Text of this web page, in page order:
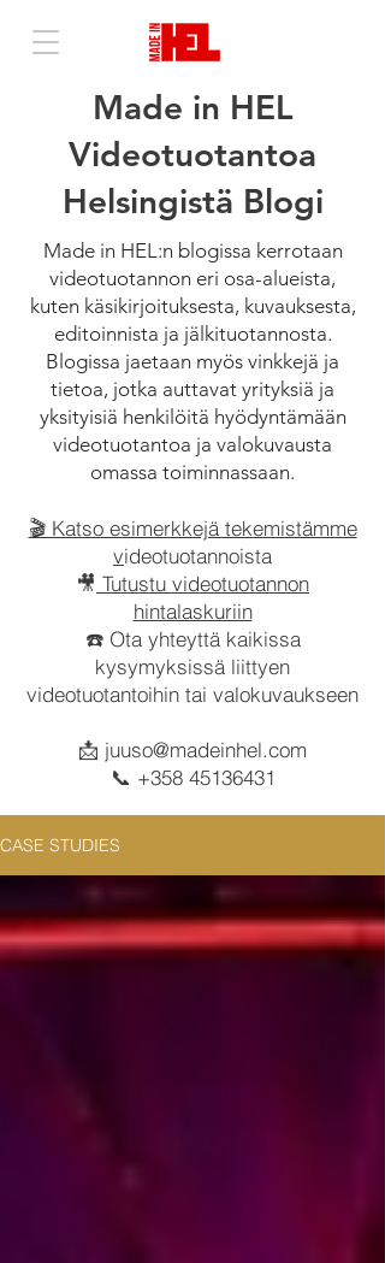
Made in HEL
Videotuotantoa
Helsingistä Blogi
Made in HEL:n blogissa kerrotaan
videotuotannon eri osa-alueista,
kuten käsikirjoituksesta, kuvauksesta,
editoinnista ja jälkituotannosta.
Blogissa jaetaan myös vinkkejä ja
tietoa, jotka auttavat yrityksiä ja
yksityisiä henkilöitä hyödyntämään
videotuotantoa ja valokuvausta
omassa toiminnassaan.
🎬 Katso esimerkkejä tekemistämme
videotuotannoista
🎥 Tutustu videotuotannon
hintalaskuriin
☎️ Ota yhteyttä kaikissa
kysymyksissä liittyen
videotuotantoihin tai valokuvaukseen
📩 juuso@madeinhel.com
📞 +358 45136431
CASE STUDIES